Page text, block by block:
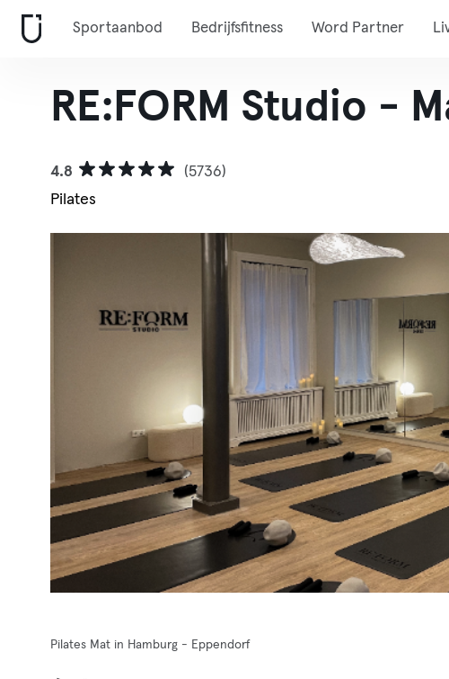
Sportaanbod Bedrijfsfitness Word Partner
RE:FORM Studio -
4.8
(5736)
Pilates
Pilates Mat in Hamburg - Eppendorf